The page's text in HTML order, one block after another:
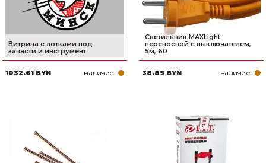
Витрина с лотками под
зачасти и инструмент
1032.61 BYN наличие:
Светильник MAXLight
переносной с выключателем,
5м, 60
38.89 BYN наличие: